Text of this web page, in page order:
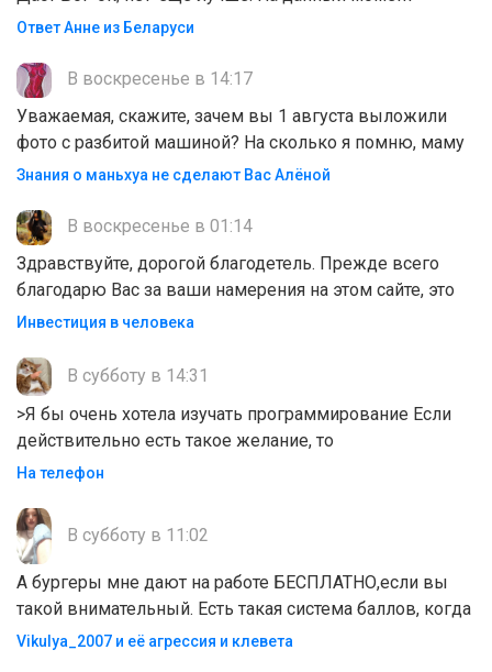
Ответ Анне из Беларуси
В воскресенье в 14:17
Уважаемая, скажите, зачем вы 1 августа выложили
фото с разбитой машиной? На сколько я помню, маму
Знания о маньхуа не сделают Вас Алëной
В воскресенье в 01:14
Здравствуйте, дорогой благодетель. Прежде всего
благодарю Вас за ваши намерения на этом сайте, это
Инвестиция в человека
В субботу в 14:31
>Я бы очень хотела изучать программирование Если
действительно есть такое желание, то
На телефон
В субботу в 11:02
А бургеры мне дают на работе БЕСПЛАТНО,если вы
такой внимательный. Есть такая система баллов, когда
Vikulya_2007 и её агрессия и клевета